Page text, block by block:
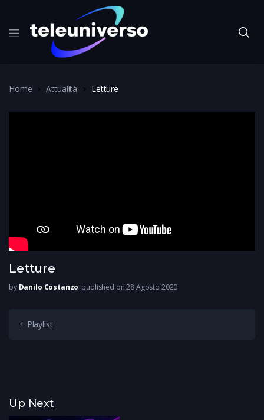
Home Attualità Letture
Letture
by Danilo Costanzo published on 28 Agosto 2020
+ Playlist
Up Next